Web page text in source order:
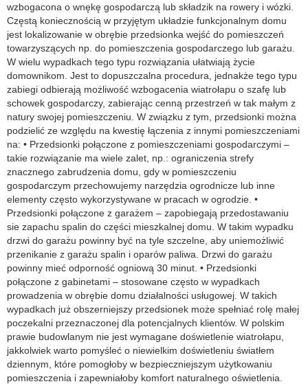
wzbogacona o wnękę gospodarczą lub składzik na rowery i wózki.
Częstą koniecznością w przyjętym układzie funkcjonalnym domu
jest lokalizowanie w obrębie przedsionka wejść do pomieszczeń
towarzyszących np. do pomieszczenia gospodarczego lub garażu.
W wielu wypadkach tego typu rozwiązania ułatwiają życie
domownikom. Jest to dopuszczalna procedura, jednakże tego typu
zabiegi odbierają możliwość wzbogacenia wiatrołapu o szafę lub
schowek gospodarczy, zabierając cenną przestrzeń w tak małym z
natury swojej pomieszczeniu. W związku z tym, przedsionki można
podzielić ze względu na kwestię łączenia z innymi pomieszczeniami
na: • Przedsionki połączone z pomieszczeniami gospodarczymi –
takie rozwiązanie ma wiele zalet, np.: ograniczenia strefy
znacznego zabrudzenia domu, gdy w pomieszczeniu
gospodarczym przechowujemy narzędzia ogrodnicze lub inne
elementy często wykorzystywane w pracach w ogrodzie. •
Przedsionki połączone z garażem – zapobiegają przedostawaniu
sie zapachu spalin do części mieszkalnej domu. W takim wypadku
drzwi do garażu powinny być na tyle szczelne, aby uniemożliwić
przenikanie z garażu spalin i oparów paliwa. Drzwi do garażu
powinny mieć odporność ogniową 30 minut. • Przedsionki
połączone z gabinetami – stosowane często w wypadkach
prowadzenia w obrębie domu działalności usługowej. W takich
wypadkach już obszerniejszy przedsionek może spełniać rolę małej
poczekalni przeznaczonej dla potencjalnych klientów. W polskim
prawie budowlanym nie jest wymagane doświetlenie wiatrołapu,
jakkolwiek warto pomyśleć o niewielkim doświetleniu światłem
dziennym, które pomogłoby w bezpieczniejszym użytkowaniu
pomieszczenia i zapewniałoby komfort naturalnego oświetlenia.